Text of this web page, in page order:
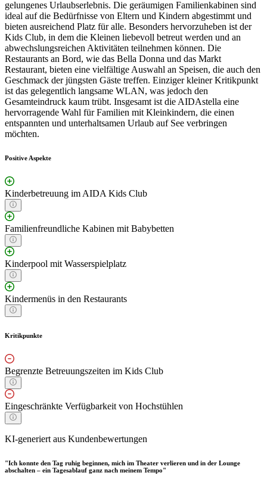
gelungenes Urlaubserlebnis. Die geräumigen Familienkabinen sind
ideal auf die Bedürfnisse von Eltern und Kindern abgestimmt und
bieten ausreichend Platz für alle. Besonders hervorzuheben ist der
Kids Club, in dem die Kleinen liebevoll betreut werden und an
abwechslungsreichen Aktivitäten teilnehmen können. Die
Restaurants an Bord, wie das Bella Donna und das Markt
Restaurant, bieten eine vielfältige Auswahl an Speisen, die auch den
Geschmack der jüngsten Gäste treffen. Einziger kleiner Kritikpunkt
ist das gelegentlich langsame WLAN, was jedoch den
Gesamteindruck kaum trübt. Insgesamt ist die AIDAstella eine
hervorragende Wahl für Familien mit Kleinkindern, die einen
entspannten und unterhaltsamen Urlaub auf See verbringen
möchten.
Positive Aspekte
Kinderbetreuung im AIDA Kids Club
Familienfreundliche Kabinen mit Babybetten
Kinderpool mit Wasserspielplatz
Kindermenüs in den Restaurants
Kritikpunkte
Begrenzte Betreuungszeiten im Kids Club
Eingeschränkte Verfügbarkeit von Hochstühlen
KI-generiert aus Kundenbewertungen
"Ich konnte den Tag ruhig beginnen, mich im Theater verlieren und in der Lounge
abschalten – ein Tagesablauf ganz nach meinem Tempo"